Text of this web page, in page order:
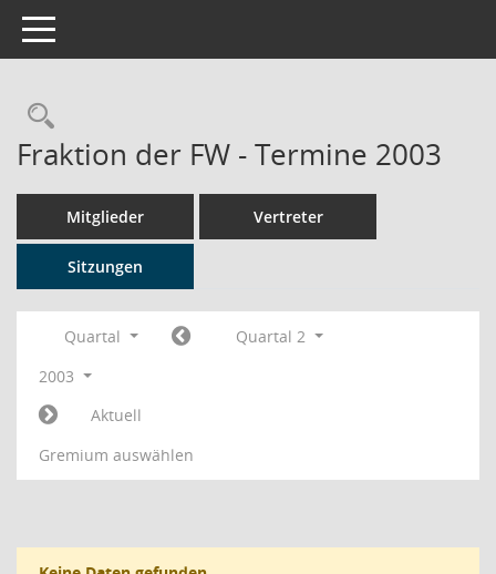
Toggle navigation
Rechercheauswahl
Fraktion der FW - Termine 2003
Mitglieder Vertreter
Sitzungen
Quartal
Quartal 2
2003
Aktuell
Gremium auswählen